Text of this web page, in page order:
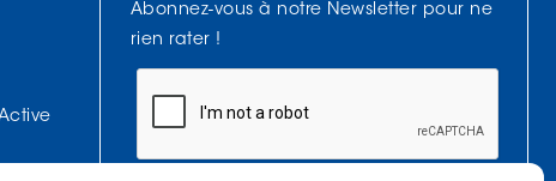
Abonnez-vous à notre Newsletter pour ne
rien rater !